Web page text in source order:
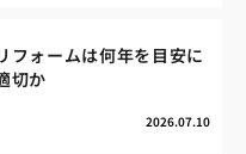
フォームは何年を目安に
切か
2026.07.10